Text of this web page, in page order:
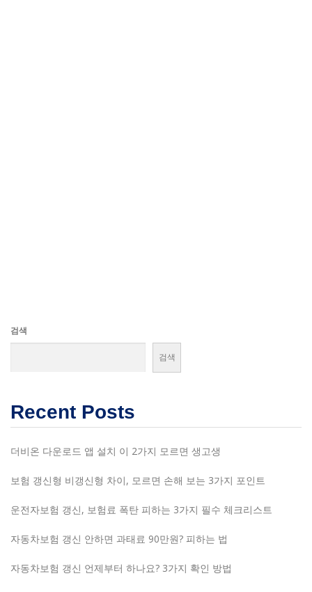
검색
검색
Recent Posts
더비온 다운로드 앱 설치 이 2가지 모르면 생고생
보험 갱신형 비갱신형 차이, 모르면 손해 보는 3가지 포인트
운전자보험 갱신, 보험료 폭탄 피하는 3가지 필수 체크리스트
자동차보험 갱신 안하면 과태료 90만원? 피하는 법
자동차보험 갱신 언제부터 하나요? 3가지 확인 방법